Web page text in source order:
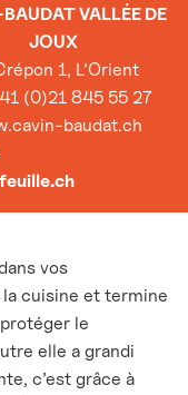
VALLÉE DE
JOUX
1, L’Orient
(0)21 845 55 27
baudat.ch
vos
cuisine et termine
le
elle a grandi
c’est grâce à